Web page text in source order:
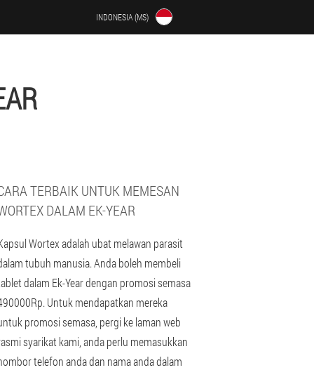
INDONESIA (MS)
TERBAIK UNTUK MEMESAN
DALAM EK-YEAR
Wortex adalah ubat melawan parasit
tubuh manusia. Anda boleh membeli
dalam Ek-Year dengan promosi semasa
Untuk mendapatkan mereka
promosi semasa, pergi ke laman web
syarikat kami, anda perlu memasukkan
telefon anda dan nama anda dalam